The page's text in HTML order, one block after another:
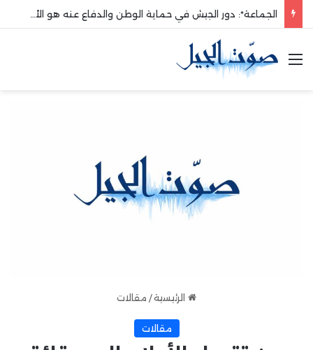
القائمة
الرئيسية/ مقالات
مقالات